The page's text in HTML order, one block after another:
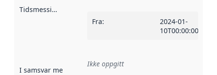
Tidsmessig avgrensning
Fra:
2024-01-
10T00:00:00Z
I samsvar med Referanse til en implementasjonsregel
Ikke oppgitt